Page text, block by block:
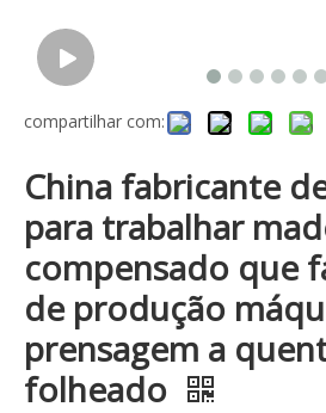
compartilhar com:
China fabricante
para trabalhar
compensado que
de produção
prensagem a
folheado